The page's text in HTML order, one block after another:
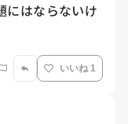
にはならないけ
いいね 1